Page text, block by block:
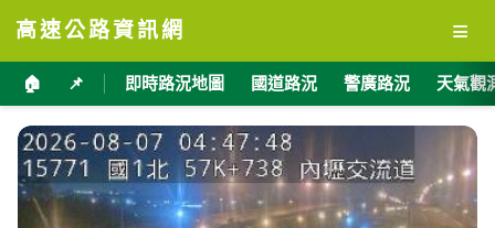
高速公路資訊網 ≡
🏠 📌 即時路況地圖 國道路況 警廣路況 天氣觀